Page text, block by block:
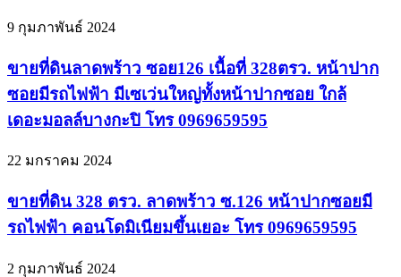
9 กุมภาพันธ์ 2024
ขายที่ดินลาดพร้าว ซอย126 เนื้อที่ 328ตรว. หน้าปาก
ซอยมีรถไฟฟ้า มีเซเว่นใหญ่ทั้งหน้าปากซอย ใกล้
เดอะมอลล์บางกะปิ โทร 0969659595
22 มกราคม 2024
ขายที่ดิน 328 ตรว. ลาดพร้าว ซ.126 หน้าปากซอยมี
รถไฟฟ้า คอนโดมิเนียมขึ้นเยอะ โทร 0969659595
2 กุมภาพันธ์ 2024